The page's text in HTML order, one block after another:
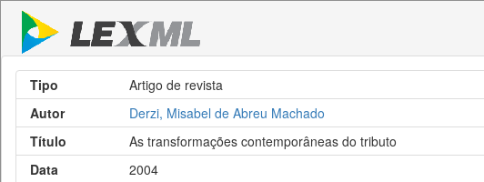
Tipo
Artigo de revista
Autor
Derzi, Misabel de Abreu Machado
Título
As transformações contemporâneas do tributo
Data
2004